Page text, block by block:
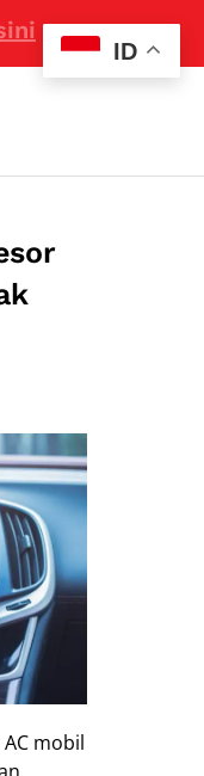
mobil
ID